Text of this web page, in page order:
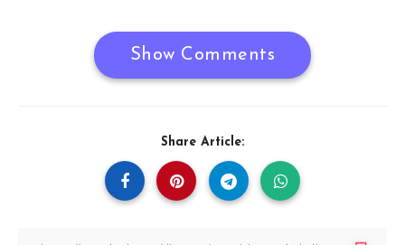
Show Comments
Share Article: